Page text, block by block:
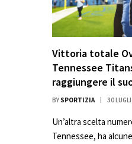
Vittoria totale
Tennessee
raggiungere il
BY SPORTIZIA 30
Un’altra scelta
Tennessee, ha